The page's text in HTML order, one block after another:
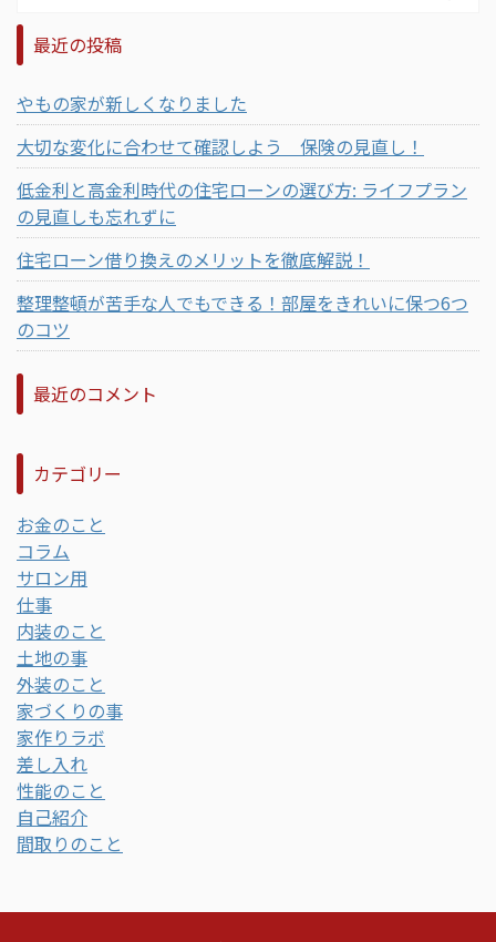
最近の投稿
やもの家が新しくなりました
大切な変化に合わせて確認しよう 保険の見直し！
低金利と高金利時代の住宅ローンの選び方: ライフプラン
の見直しも忘れずに
住宅ローン借り換えのメリットを徹底解説！
整理整頓が苦手な人でもできる！部屋をきれいに保つ6つ
のコツ
最近のコメント
カテゴリー
お金のこと
コラム
サロン用
仕事
内装のこと
土地の事
外装のこと
家づくりの事
家作りラボ
差し入れ
性能のこと
自己紹介
間取りのこと